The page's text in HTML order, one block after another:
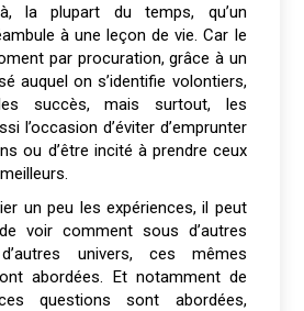
la plupart du temps, qu’un
à une leçon de vie. Car le
par procuration, grâce à un
auquel on s’identifie volontiers,
succès, mais surtout, les
l’occasion d’éviter d’emprunter
ou d’être incité à prendre ceux
un peu les expériences, il peut
voir comment sous d’autres
univers, ces mêmes
abordées. Et notamment de
questions sont abordées,